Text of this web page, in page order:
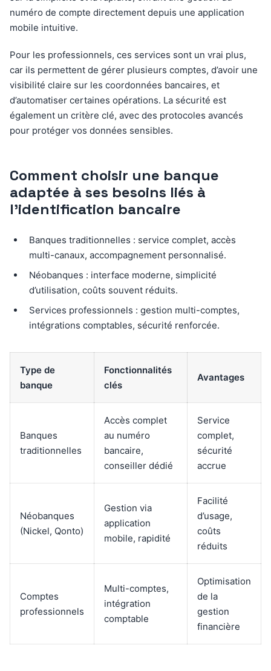
numéro de compte directement depuis une application
mobile intuitive.
Pour les professionnels, ces services sont un vrai plus,
car ils permettent de gérer plusieurs comptes, d’avoir une
visibilité claire sur les coordonnées bancaires, et
d’automatiser certaines opérations. La sécurité est
également un critère clé, avec des protocoles avancés
pour protéger vos données sensibles.
Comment choisir une banque
adaptée à ses besoins liés à
l’identification bancaire
Banques traditionnelles : service complet, accès
multi-canaux, accompagnement personnalisé.
Néobanques : interface moderne, simplicité
d’utilisation, coûts souvent réduits.
Services professionnels : gestion multi-comptes,
intégrations comptables, sécurité renforcée.
Type de
banque
Fonctionnalités
clés
Avantages
Banques
traditionnelles
Accès complet
au numéro
bancaire,
conseiller dédié
Service
complet,
sécurité
accrue
Néobanques
(Nickel, Qonto)
Gestion via
application
mobile, rapidité
Facilité
d’usage,
coûts
réduits
Comptes
professionnels
Multi-comptes,
intégration
comptable
Optimisation
de la
gestion
financière